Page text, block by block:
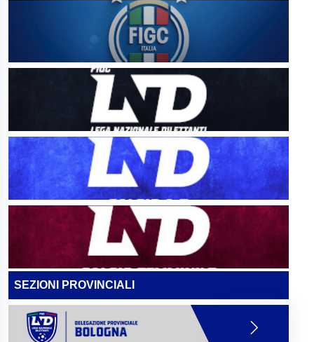
SEZIONI PROVINCIALI